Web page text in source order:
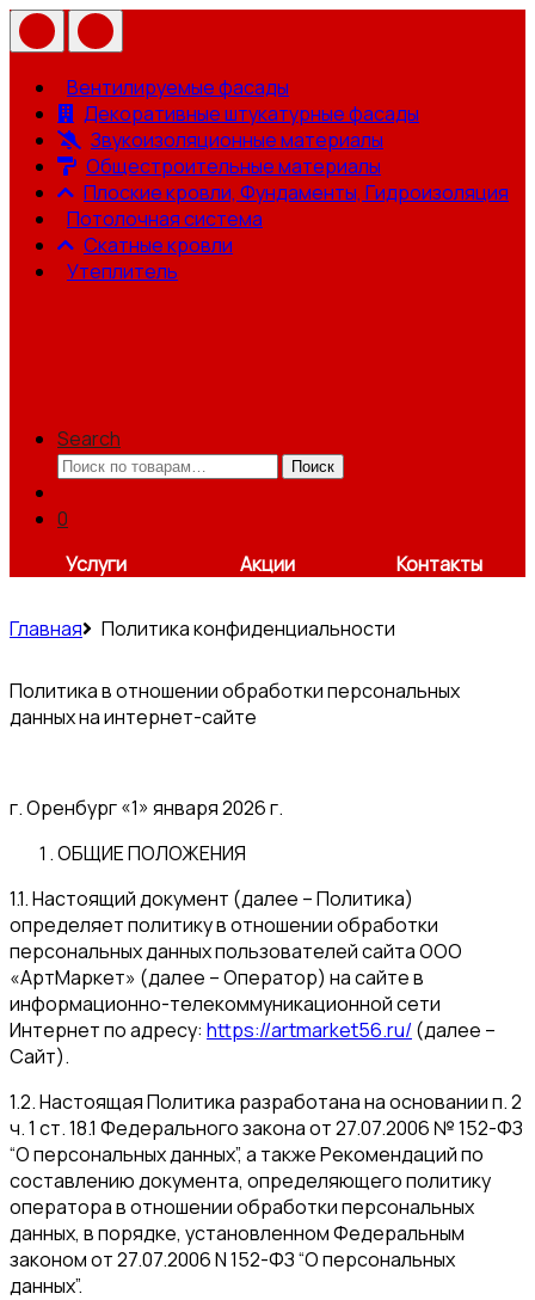
Вентилируемые фасады
Декоративные штукатурные фасады
Звукоизоляционные материалы
Общестроительные материалы
Плоские кровли, Фундаменты, Гидроизоляция
Потолочная система
Скатные кровли
Утеплитель
Search
Искать:
Поиск
0
Услуги
Акции Контакты
Главная Политика конфиденциальности
Политика в отношении обработки персональных
данных на интернет-сайте
г. Оренбург «1» января 2026 г.
ОБЩИЕ ПОЛОЖЕНИЯ
1.1. Настоящий документ (далее – Политика)
определяет политику в отношении обработки
персональных данных пользователей сайта ООО
«АртМаркет» (далее – Оператор) на сайте в
информационно-телекоммуникационной сети
Интернет по адресу: https://artmarket56.ru/(далее –
Сайт).
1.2. Настоящая Политика разработана на основании п. 2
ч. 1 ст. 18.1 Федерального закона от 27.07.2006 № 152-ФЗ
“О персональных данных”, а также Рекомендаций по
составлению документа, определяющего политику
оператора в отношении обработки персональных
данных, в порядке, установленном Федеральным
законом от 27.07.2006 N 152-ФЗ “О персональных
данных”.